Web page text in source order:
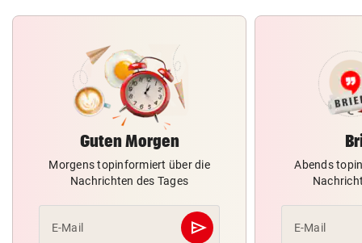
Guten Morgen
Morgens topinformiert über die
Nachrichten des Tages
E-Mail send
Abschicken
Abends
E-Mail